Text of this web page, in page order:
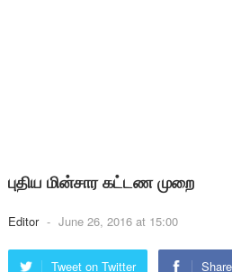
புதிய மின்சார கட்டண முறை
Editor - June 26, 2016 at 15:00
Tweet on Twitter